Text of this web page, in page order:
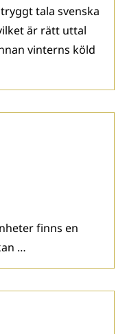
tala svenska
är rätt uttal
vinterns köld
finns en
…